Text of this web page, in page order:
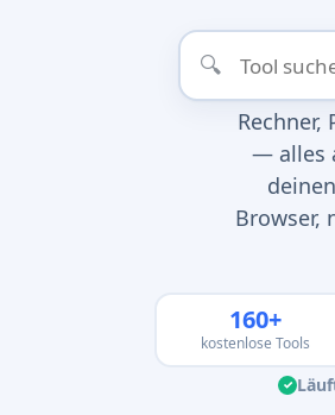
Rechner,
— alles
Browser,
160+
kostenlose Tools
✓